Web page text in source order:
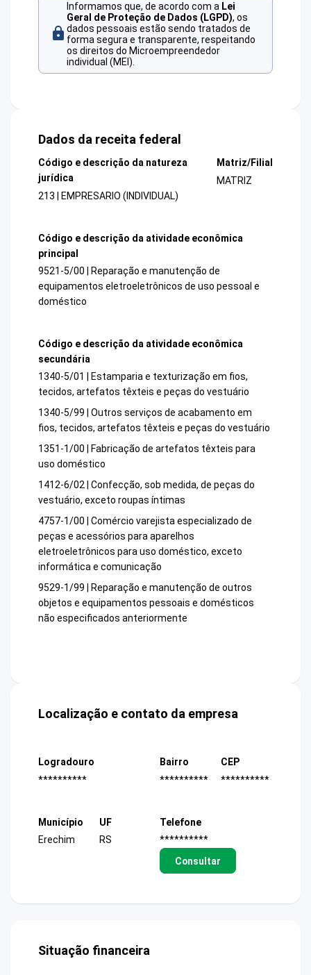
Informamos que, de acordo com a Lei
Geral de Proteção de Dados (LGPD), os
dados pessoais estão sendo tratados de
forma segura e transparente, respeitando
os direitos do Microempreendedor
individual (MEI).
Dados da receita federal
Código e descrição da natureza
jurídica
213 | EMPRESARIO (INDIVIDUAL)
Matriz/Filial
MATRIZ
Código e descrição da atividade econômica
principal
9521-5/00 | Reparação e manutenção de
equipamentos eletroeletrônicos de uso pessoal e
doméstico
Código e descrição da atividade econômica
secundária
1340-5/01 | Estamparia e texturização em fios,
tecidos, artefatos têxteis e peças do vestuário
1340-5/99 | Outros serviços de acabamento em
fios, tecidos, artefatos têxteis e peças do vestuário
1351-1/00 | Fabricação de artefatos têxteis para
uso doméstico
1412-6/02 | Confecção, sob medida, de peças do
vestuário, exceto roupas íntimas
4757-1/00 | Comércio varejista especializado de
peças e acessórios para aparelhos
eletroeletrônicos para uso doméstico, exceto
informática e comunicação
9529-1/99 | Reparação e manutenção de outros
objetos e equipamentos pessoais e domésticos
não especificados anteriormente
Localização e contato da empresa
Logradouro
**********
Bairro
**********
CEP
**********
Município
Erechim
UF
RS
Telefone
**********
Consultar
Situação financeira